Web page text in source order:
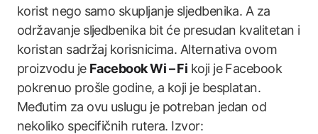
korist nego samo skupljanje sljedbenika. A za
održavanje sljedbenika bit će presudan kvalitetan i
koristan sadržaj korisnicima. Alternativa ovom
proizvodu je Facebook Wi – Fi koji je Facebook
pokrenuo prošle godine, a koji je besplatan.
Međutim za ovu uslugu je potreban jedan od
nekoliko specifičnih rutera. Izvor: